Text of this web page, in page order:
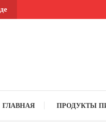
ГЛАВНАЯ ПРОДУКТЫ